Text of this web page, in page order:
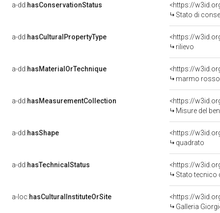
a-dd:hasConservationStatus
<https://
Stato di
a-dd:hasCulturalPropertyType
<https://
rilievo
a-dd:hasMaterialOrTechnique
<https://
marmo
a-dd:hasMeasurementCollection
<https://
Misure del
a-dd:hasShape
<https://
quadrato
a-dd:hasTechnicalStatus
<https://
Stato tecnico
a-loc:hasCulturalInstituteOrSite
<https://
Galleria